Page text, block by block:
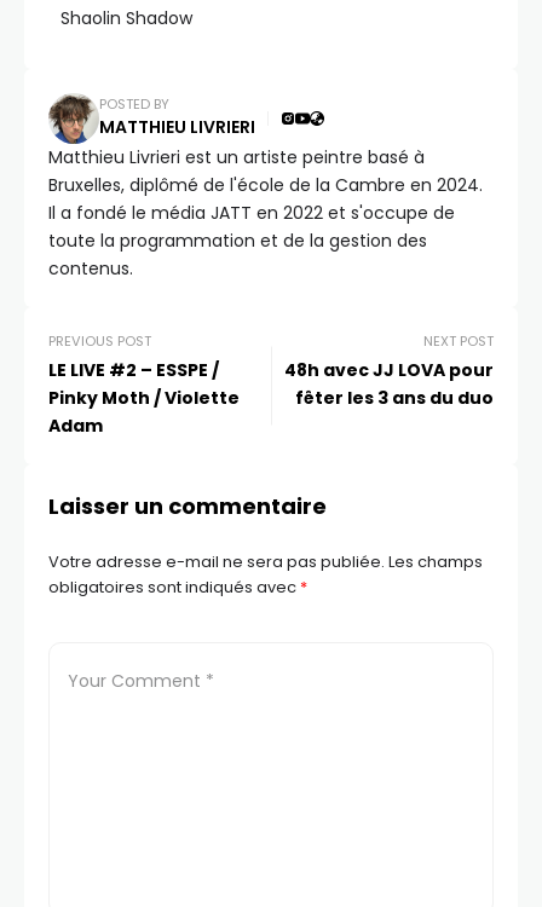
Shaolin Shadow
POSTED BY
MATTHIEU LIVRIERI
Matthieu Livrieri est un artiste peintre basé à
Bruxelles, diplômé de l'école de la Cambre en 2024.
Il a fondé le média JATT en 2022 et s'occupe de
toute la programmation et de la gestion des
contenus.
PREVIOUS POST
LE LIVE #2 – ESSPE /
Pinky Moth / Violette
Adam
NEXT POST
48h avec JJ LOVA pour
fêter les 3 ans du duo
Laisser un commentaire
Votre adresse e-mail ne sera pas publiée. Les champs
obligatoires sont indiqués avec *